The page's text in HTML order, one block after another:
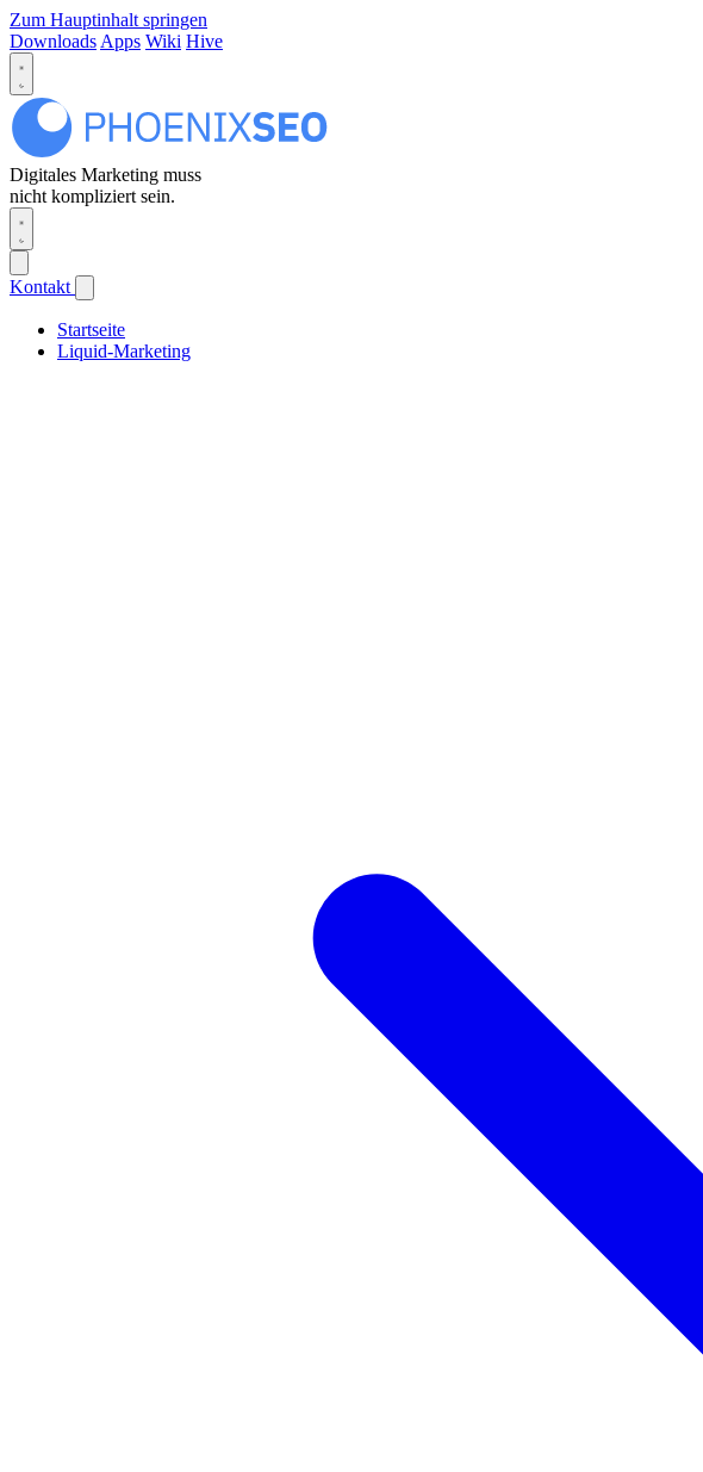
Zum Hauptinhalt springen
Downloads Apps Wiki Hive
Digitales Marketing muss
nicht kompliziert sein.
Kontakt
Startseite
Liquid-Marketing